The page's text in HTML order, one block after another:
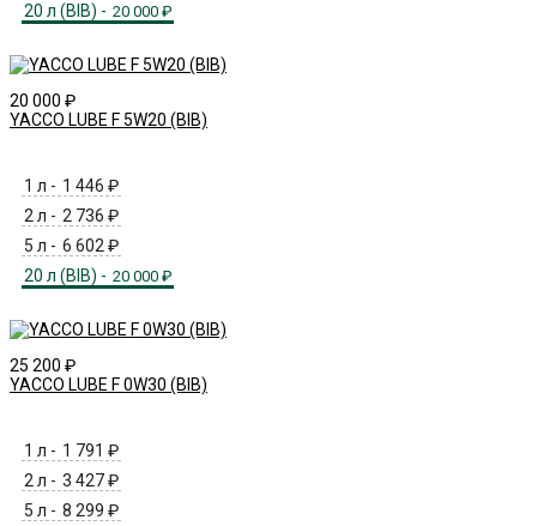
20 л (BIB) - 20 000 ₽
20 000 ₽
YACCO LUBE F 5W20 (BIB)
1 л - 1 446 ₽
2 л - 2 736 ₽
5 л - 6 602 ₽
20 л (BIB) - 20 000 ₽
25 200 ₽
YACCO LUBE F 0W30 (BIB)
1 л - 1 791 ₽
2 л - 3 427 ₽
5 л - 8 299 ₽